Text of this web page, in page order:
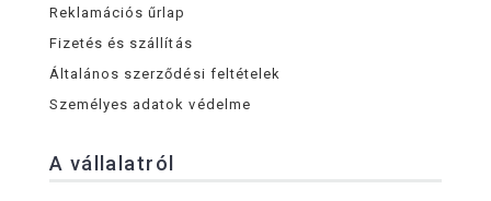
Reklamációs űrlap
Fizetés és szállítás
Általános szerződési feltételek
Személyes adatok védelme
A vállalatról